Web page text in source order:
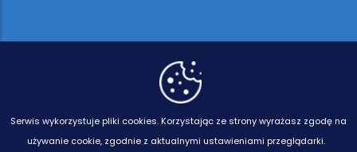
Serwis wykorzystuje pliki cookies. Korzystając ze strony wyrażasz zgodę na
używanie cookie, zgodnie z aktualnymi ustawieniami przeglądarki.